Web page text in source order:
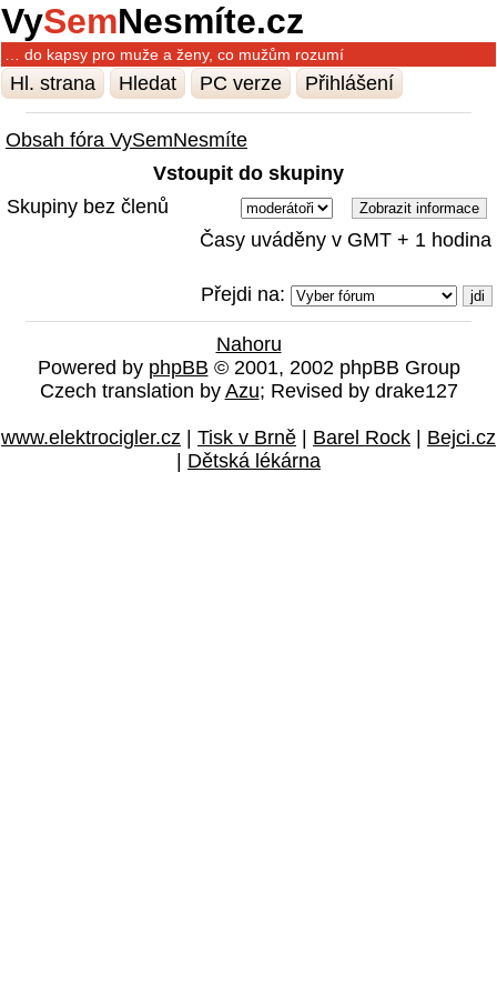
VySemNesmíte.cz
… do kapsy pro muže a ženy, co mužům rozumí
Hl. strana Hledat PC verze Přihlášení
Obsah fóra VySemNesmíte
Vstoupit do skupiny
Skupiny bez členů
Časy uváděny v GMT + 1 hodina
Přejdi na:
Nahoru
Powered by phpBB © 2001, 2002 phpBB Group
Czech translation by Azu; Revised by drake127
www.elektrocigler.cz Tisk v Brně Barel Rock
Bejci.cz
Dětská lékárna